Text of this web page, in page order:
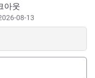
to your new ibis
seeing you.
아웃
08-13